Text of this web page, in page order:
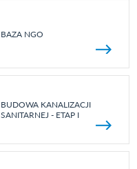
BAZA NGO
BUDOWA KANALIZACJI
SANITARNEJ - ETAP I